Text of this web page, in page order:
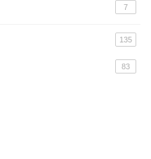
7
135
83